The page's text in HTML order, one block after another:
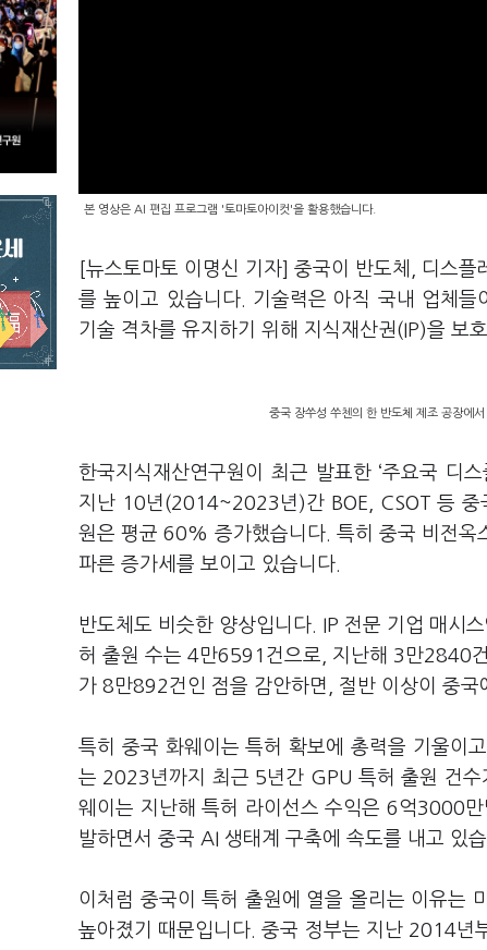
본 영상은 AI 편집 프로그램 '토마토아이컷'을 활용했습니다.
[뉴스토마토 이명신 기자] 중국이 반도체, 디스
를 높이고 있습니다. 기술력은 아직 국내 업체
기술 격차를 유지하기 위해 지식재산권(IP)을 보
중국 장쑤성 쑤첸의 한 반도체 제조 공장에
한국지식재산연구원이 최근 발표한 ‘주요국 디
지난 10년(2014~2023년)간 BOE, CSOT 등 중
원은 평균 60% 증가했습니다. 특히 중국 비전
파른 증가세를 보이고 있습니다.
반도체도 비슷한 양상입니다. IP 전문 기업 매시
허 출원 수는 4만6591건으로, 지난해 3만2840
가 8만892건인 점을 감안하면, 절반 이상이 중국
특히 중국 화웨이는 특허 확보에 총력을 기울이
는 2023년까지 최근 5년간 GPU 특허 출원 건
웨이는 지난해 특허 라이선스 수익은 6억3000
발하면서 중국 AI 생태계 구축에 속도를 내고 있
이처럼 중국이 특허 출원에 열을 올리는 이유는
높아졌기 때문입니다. 중국 정부는 지난 2014년